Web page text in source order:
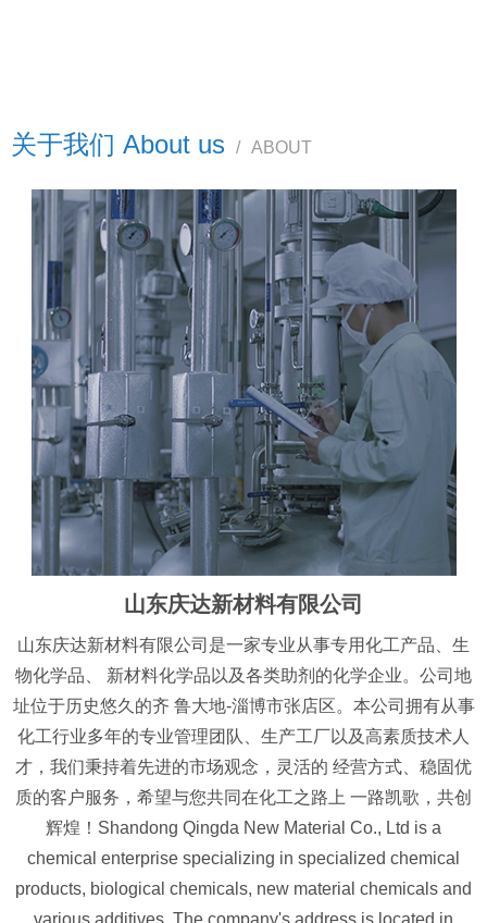
关于我们 About us / ABOUT
山东庆达新材料有限公司
山东庆达新材料有限公司是一家专业从事专用化工产品、生
物化学品、 新材料化学品以及各类助剂的化学企业。公司地
址位于历史悠久的齐 鲁大地-淄博市张店区。本公司拥有从事
化工行业多年的专业管理团队、生产工厂以及高素质技术人
才，我们秉持着先进的市场观念，灵活的 经营方式、稳固优
质的客户服务，希望与您共同在化工之路上 一路凯歌，共创
辉煌！Shandong Qingda New Material Co., Ltd is a
chemical enterprise specializing in specialized chemical
products, biological chemicals, new material chemicals and